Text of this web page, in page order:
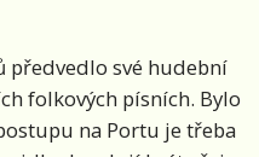
předvedlo své hudební
folkových písních. Bylo
na Portu je třeba